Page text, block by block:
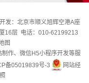
发：北京市顺义旭辉空港A座
16层 电话：010-62199213
图
作、微信H5小程序开发等服
备05019839号-3
网站经